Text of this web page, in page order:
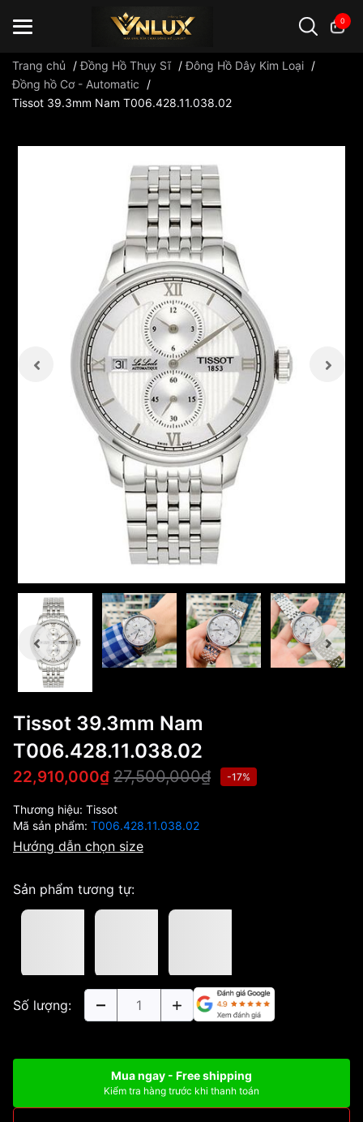
0
Đồng hồ casio đồng hồ G-Shock đồng hồ Orient
Trang chủ /Đồng Hồ Thụy Sĩ /Đông Hồ Dây Kim Loại /
Đồng hồ Cơ - Automatic
/
Tissot 39.3mm Nam T006.428.11.038.02
Tissot 39.3mm Nam
T006.428.11.038.02
22,910,000₫ 27,500,000₫ -17%
Thương hiệu: Tissot
Mã sản phẩm: T006.428.11.038.02
Hướng dẫn chọn size
Sản phẩm tương tự:
Số lượng:
Mua ngay - Free shipping
Kiểm tra hàng trước khi thanh toán